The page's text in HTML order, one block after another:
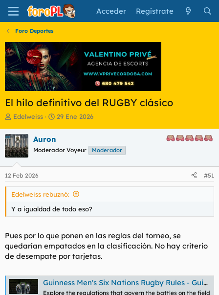
Acceder Regístrate
Foro Deportes
El hilo definitivo del RUGBY clásico
I
i
c
i
a
d
o
r
d
l
m
a
Edelweiss
F
a
e
n
i
i
29 Ene 2026
Auron
Moderador Voyeur Moderador
12 Feb 2026 #51
Edelweiss rebuznó:
Y a igualdad de todo eso?
Pues por lo que ponen en las reglas del torneo, se
quedarían empatados en la clasificación. No hay criterio
de desempate por tarjetas.
Guinness Men's Six Nations Rugby Rules - Guinness Men's Six Nations
Explore the regulations that govern the battles on the field